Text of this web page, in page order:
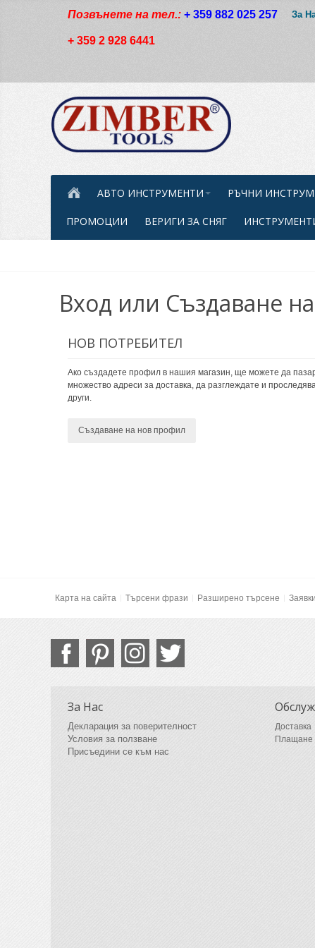
Позвънете на тел.: + 359 882 025 257
+ 359 2 928 6441
За
АВТО ИНСТРУМЕНТИ РЪЧНИ
ПРОМОЦИИ ВЕРИГИ ЗА СНЯГ
Вход или Създаване
НОВ ПОТРЕБИТЕЛ
Ако създадете профил в нашия магазин, ще можете да
множество адреси за доставка, да разглеждате и
други.
Създаване на нов профил
Карта на сайта Търсени фрази Разширено търсене
За Нас
Декларация за поверителност
Условия за ползване
Присъедини се към нас
Доставка
Плащане